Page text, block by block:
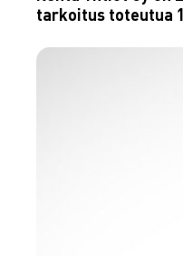
tarkoitus toteutua